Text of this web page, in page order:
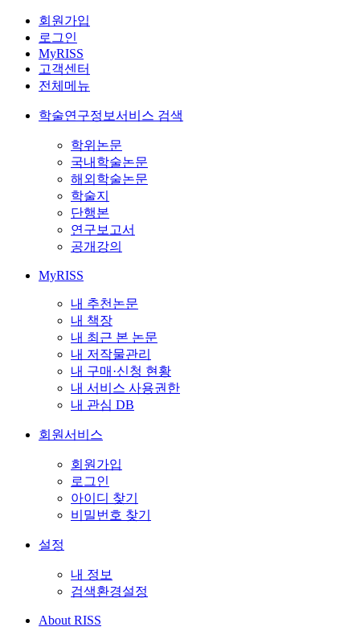
회원가입
로그인
MyRISS
고객센터
전체메뉴
학술연구정보서비스 검색
학위논문
국내학술논문
해외학술논문
학술지
단행본
연구보고서
공개강의
MyRISS
내 추천논문
내 책장
내 최근 본 논문
내 저작물관리
내 구매·신청 현황
내 서비스 사용권한
내 관심 DB
회원서비스
회원가입
로그인
아이디 찾기
비밀번호 찾기
설정
내 정보
검색환경설정
About RISS